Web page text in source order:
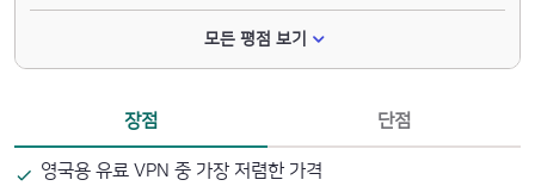
모든 평점 보기
장점
영국용 유료 VPN 중 가장 저렴한 가격
단점